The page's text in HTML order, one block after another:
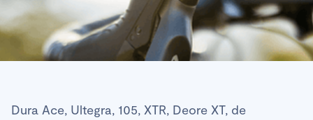
Dura Ace, Ultegra, 105, XTR, Deore XT, de